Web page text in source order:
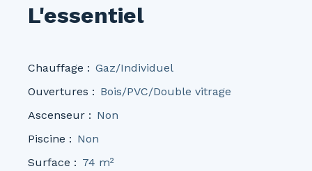
L'essentiel
Chauffage : Gaz/Individuel
Ouvertures : Bois/PVC/Double vitrage
Ascenseur : Non
Piscine : Non
Surface : 74 m²